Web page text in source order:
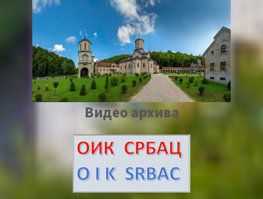
Видео архива